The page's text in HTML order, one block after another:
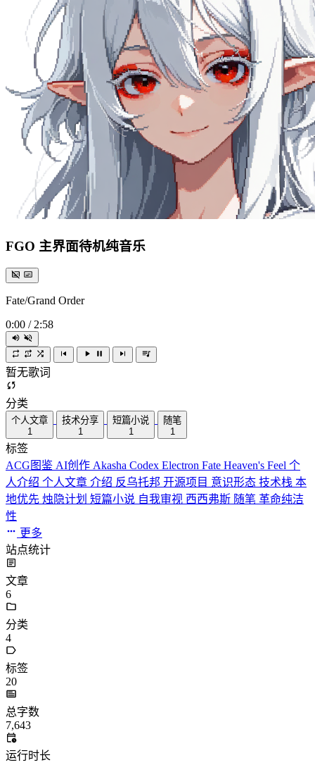
FGO 主界面待机纯音乐
Fate/Grand Order
0:00 / 2:58
暂无歌词
分类
个人文章
1
技术分享
1
短篇小说
1
随笔
1
标签
ACG图鉴 AI创作 Akasha Codex Electron Fate Heaven's Feel 个
人介绍 个人文章 介绍 反乌托邦 开源项目 意识形态 技术栈 本
地优先 烛隐计划 短篇小说 自我审视 西西弗斯 随笔 革命纯洁
性
更多
站点统计
文章
6
分类
4
标签
20
总字数
7,643
运行时长